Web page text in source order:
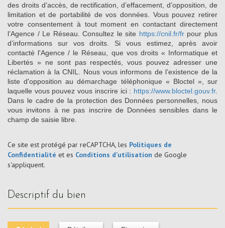
des droits d’accès, de rectification, d’effacement, d’opposition, de
limitation et de portabilité de vos données. Vous pouvez retirer
votre consentement à tout moment en contactant directement
l’Agence / Le Réseau. Consultez le site https://cnil.fr/frpour plus
d’informations sur vos droits. Si vous estimez, après avoir
contacté l'Agence / le Réseau, que vos droits « Informatique et
Libertés » ne sont pas respectés, vous pouvez adresser une
réclamation à la CNIL. Nous vous informons de l’existence de la
liste d'opposition au démarchage téléphonique « Bloctel », sur
laquelle vous pouvez vous inscrire ici : https://www.bloctel.gouv.fr.
Dans le cadre de la protection des Données personnelles, nous
vous invitons à ne pas inscrire de Données sensibles dans le
champ de saisie libre.
Ce site est protégé par reCAPTCHA, les Politiques de
Confidentialité et es Conditions d'utilisation de Google
s'appliquent.
descriptif du bien